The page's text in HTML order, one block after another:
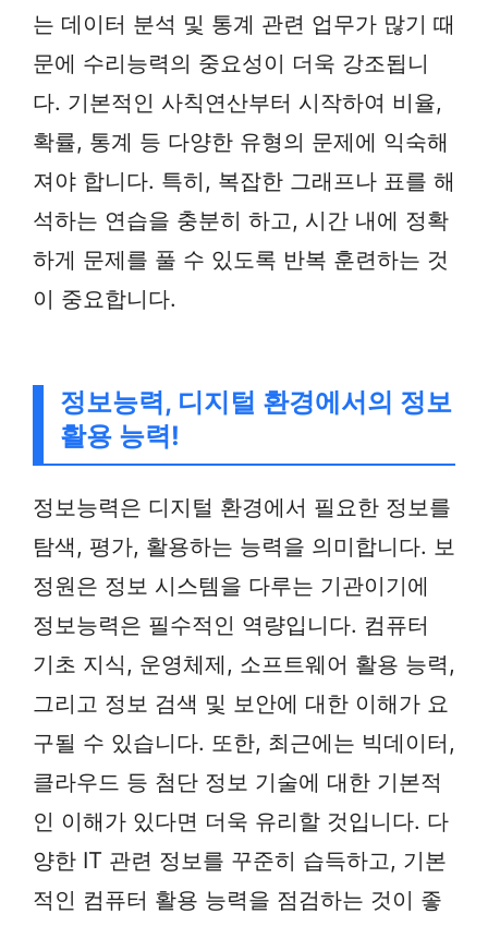
는 데이터 분석 및 통계 관련 업무가 많기 때
문에 수리능력의 중요성이 더욱 강조됩니
다. 기본적인 사칙연산부터 시작하여 비율,
확률, 통계 등 다양한 유형의 문제에 익숙해
져야 합니다. 특히, 복잡한 그래프나 표를 해
석하는 연습을 충분히 하고, 시간 내에 정확
하게 문제를 풀 수 있도록 반복 훈련하는 것
이 중요합니다.
정보능력, 디지털 환경에서의 정보
활용 능력!
정보능력은 디지털 환경에서 필요한 정보를
탐색, 평가, 활용하는 능력을 의미합니다. 보
정원은 정보 시스템을 다루는 기관이기에
정보능력은 필수적인 역량입니다. 컴퓨터
기초 지식, 운영체제, 소프트웨어 활용 능력,
그리고 정보 검색 및 보안에 대한 이해가 요
구될 수 있습니다. 또한, 최근에는 빅데이터,
클라우드 등 첨단 정보 기술에 대한 기본적
인 이해가 있다면 더욱 유리할 것입니다. 다
양한 IT 관련 정보를 꾸준히 습득하고, 기본
적인 컴퓨터 활용 능력을 점검하는 것이 좋